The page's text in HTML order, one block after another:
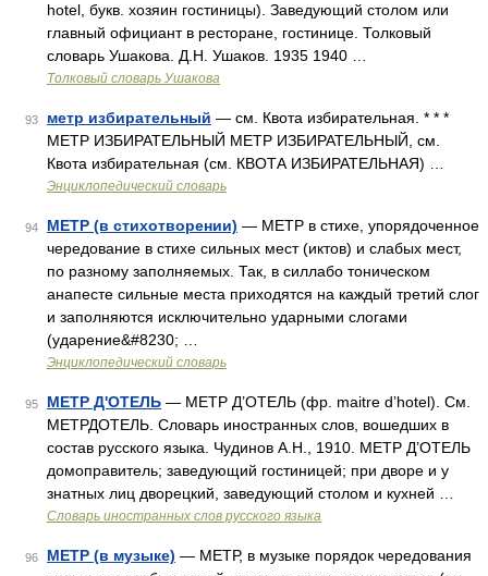
hotel, букв. хозяин гостиницы). Заведующий столом или
главный официант в ресторане, гостинице. Толковый
словарь Ушакова. Д.Н. Ушаков. 1935 1940 …
Толковый словарь Ушакова
93 метр избирательный — см. Квота избирательная. * * *
МЕТР ИЗБИРАТЕЛЬНЫЙ МЕТР ИЗБИРАТЕЛЬНЫЙ, см.
Квота избирательная (см. КВОТА ИЗБИРАТЕЛЬНАЯ) …
Энциклопедический словарь
94 МЕТР (в стихотворении) — МЕТР в стихе, упорядоченное
чередование в стихе сильных мест (иктов) и слабых мест,
по разному заполняемых. Так, в силлабо тоническом
анапесте сильные места приходятся на каждый третий слог
и заполняются исключительно ударными слогами
(ударение&#8230; …
Энциклопедический словарь
95 МЕТР Д'ОТЕЛЬ — МЕТР Д’ОТЕЛЬ (фр. maitre d’hotel). См.
МЕТРДОТЕЛЬ. Словарь иностранных слов, вошедших в
состав русского языка. Чудинов А.Н., 1910. МЕТР Д’ОТЕЛЬ
домоправитель; заведующий гостиницей; при дворе и у
знатных лиц дворецкий, заведующий столом и кухней …
Словарь иностранных слов русского языка
96 МЕТР (в музыке) — МЕТР, в музыке порядок чередования